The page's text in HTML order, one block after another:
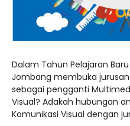
Dalam Tahun Pelajaran Baru
Jombang membuka jurusan
sebagai pengganti
Visual? Adakah hubungan
Komunikasi Visual dengan